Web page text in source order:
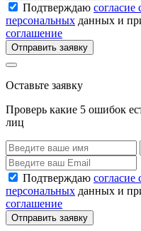
Подтверждаю согласие
персональных данных и
соглашение
Отправить заявку
Оставьте заявку
Проверь какие 5 ошибок
лиц
Подтверждаю согласие
персональных данных и
соглашение
Отправить заявку